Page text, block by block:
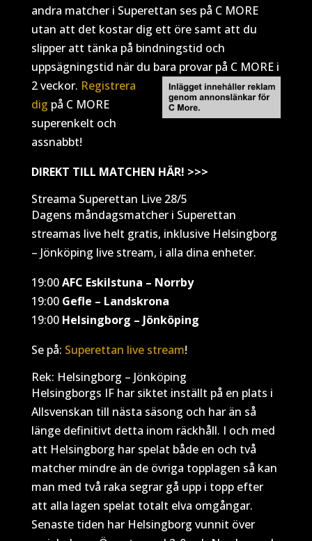
andra matcher i Superettan ses på C MORE
utan att det kostar dig ett öre samt att du
slipper att tänka på bindningstid och
uppsägningstid när du bara provar på C MORE i
2 veckor. Registrera
dig på C MORE
superenkelt och
assnabbt!
DIREKT TILL MATCHEN HÄR! >>>
Streama Superettan Live 28/5
Dagens måndagsmatcher i Superettan
streamas live helt gratis, inklusive Helsingborg
– Jönköping live stream, i alla dina enheter.
19:00AFC Eskilstuna – Norrby
19:00 Gefle – Landskrona
19:00 Helsingborg – Jönköping
Se på: Superettan live stream!
Rek: Helsingborg – Jönköping
Helsingborgs IF har siktet inställt på en plats i
Allsvenskan till nästa säsong och har än så
länge definitivt detta inom räckhåll. I och med
att Helsingborg har spelat både en och två
matcher mindre än de övriga topplagen så kan
man med två raka segrar gå upp i topp efter
att alla lagen spelat totalt elva omgångar.
Senaste tiden har Helsingborg vunnit över